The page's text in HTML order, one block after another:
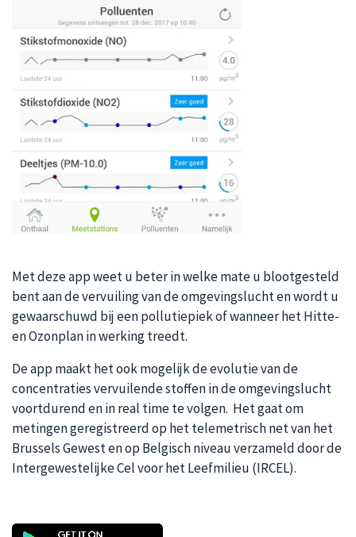
Met deze app weet u beter in welke mate u blootgesteld
bent aan de vervuiling van de omgevingslucht en wordt u
gewaarschuwd bij een pollutiepiek of wanneer het Hitte-
en Ozonplan in werking treedt.
De app maakt het ook mogelijk de evolutie van de
concentraties vervuilende stoffen in de omgevingslucht
voortdurend en in real time te volgen. Het gaat om
metingen geregistreerd op het telemetrisch net van het
Brussels Gewest en op Belgisch niveau verzameld door de
Intergewestelijke Cel voor het Leefmilieu (IRCEL).